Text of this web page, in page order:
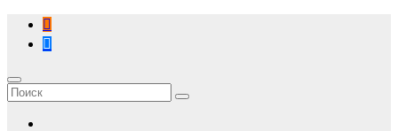
Перейти
содержимому